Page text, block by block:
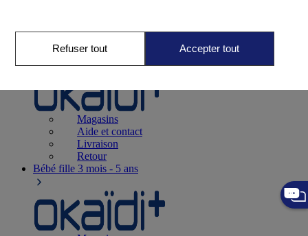
Naissance0-12 mois
Magasins
Aide et contact
Livraison
Retour
Bébé fille 3 mois - 5 ans
Refuser tout Accepter tout